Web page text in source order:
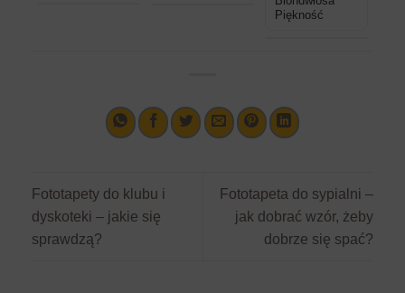
Piękność
Fototapety do klubu i
dyskoteki – jakie się
sprawdzą?
Fototapeta do sypialni –
jak dobrać wzór, żeby
dobrze się spać?